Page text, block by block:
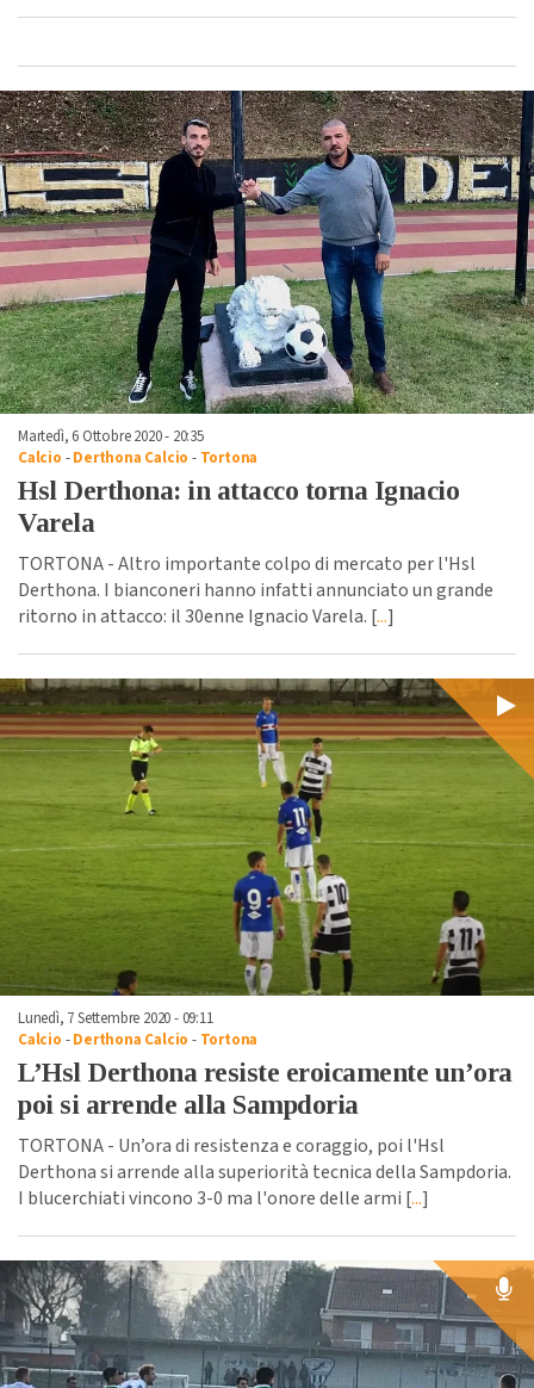
Martedì, 6 Ottobre 2020 - 20:35
Calcio -Derthona Calcio - Tortona
Hsl Derthona: in attacco torna Ignacio
Varela
TORTONA - Altro importante colpo di mercato per l'Hsl
Derthona. I bianconeri hanno infatti annunciato un grande
ritorno in attacco: il 30enne Ignacio Varela. [...]
Lunedì, 7 Settembre 2020 - 09:11
Calcio -Derthona Calcio - Tortona
L’Hsl Derthona resiste eroicamente un’ora
poi si arrende alla Sampdoria
TORTONA - Un’ora di resistenza e coraggio, poi l'Hsl
Derthona si arrende alla superiorità tecnica della Sampdoria.
I blucerchiati vincono 3-0 ma l'onore delle armi [...]